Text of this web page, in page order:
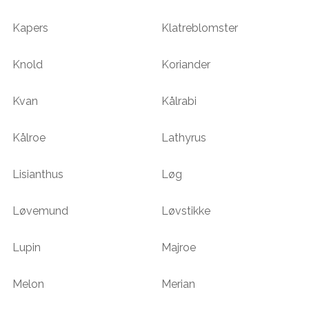
Kapers Klatreblomster
Knold Koriander
Kvan Kålrabi
Kålroe Lathyrus
Lisianthus Løg
Løvemund Løvstikke
Lupin Majroe
Melon Merian